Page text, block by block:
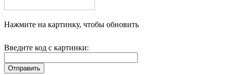
Нажмите на картинку, чтобы обновить
Введите код с картинки: